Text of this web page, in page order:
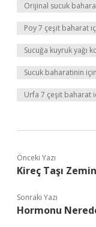
Orijinal sucuk
Poy 7 çeşit baharat
Sucuğa kuyruk yağı
Sucuk baharatinin
Urfa 7 çeşit baharat
Önceki Yazı
Kireç Taşı
Sonraki Yazı
Hormonu